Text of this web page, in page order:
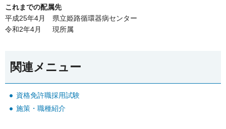
これまでの配属先
平成25年4月 県立姫路循環器病センター
令和2年4月 現所属
関連メニュー
資格免許職採用試験
施策・職種紹介